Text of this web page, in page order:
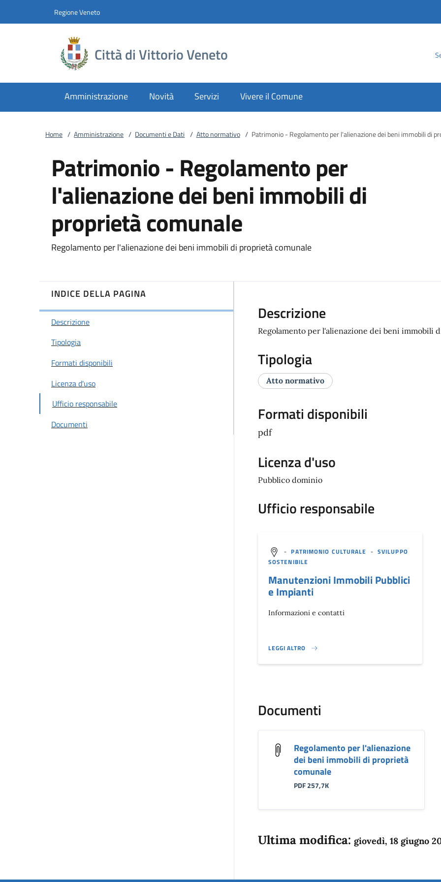
Regione Veneto
Città di Vittorio Veneto
Amministrazione Novità Servizi Vivere il Comune
Home / Amministrazione / Documenti e Dati / Atto normativo / Patrimonio - Regolamento per l'alienazione dei beni immobili di
Patrimonio - Regolamento per
l'alienazione dei beni immobili di
proprietà comunale
Regolamento per l'alienazione dei beni immobili di proprietà comunale
INDICE DELLA PAGINA
Descrizione
Tipologia
Formati disponibili
Licenza d'uso
Ufficio responsabile
Documenti
Descrizione
Regolamento per l'alienazione dei beni immobili
Tipologia
Atto normativo
Formati disponibili
pdf
Licenza d'uso
Pubblico dominio
Ufficio responsabile
- PATRIMONIO CULTURALE - SVILUPPO
SOSTENIBILE
Manutenzioni Immobili Pubblici
e Impianti
Informazioni e contatti
LEGGI ALTRO
}
Documenti
Regolamento per l'alienazione
dei beni immobili di proprietà
comunale
PDF 257,7K
Ultima modifica: giovedì, 18 giugno